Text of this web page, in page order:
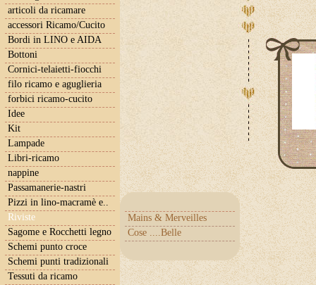
articoli da ricamare
accessori Ricamo/Cucito
Bordi in LINO e AIDA
Bottoni
Cornici-telaietti-fiocchi
filo ricamo e aguglieria
forbici ricamo-cucito
Idee
Kit
Lampade
Libri-ricamo
nappine
Passamanerie-nastri
Pizzi in lino-macramè e..
Riviste
Mains & Merveilles
Cose ....Belle
Sagome e Rocchetti legno
Schemi punto croce
Schemi punti tradizionali
Tessuti da ricamo